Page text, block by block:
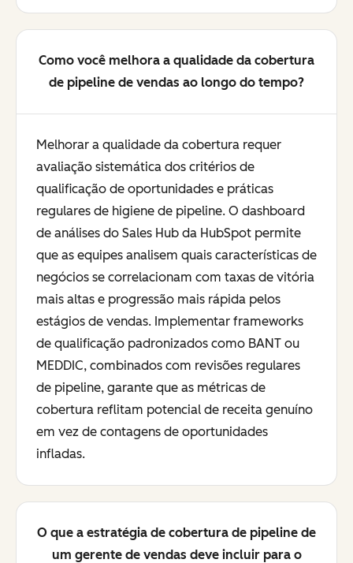
Como você melhora a qualidade da cobertura
de pipeline de vendas ao longo do tempo?
Melhorar a qualidade da cobertura requer
avaliação sistemática dos critérios de
qualificação de oportunidades e práticas
regulares de higiene de pipeline. O dashboard
de análises do Sales Hub da HubSpot permite
que as equipes analisem quais características de
negócios se correlacionam com taxas de vitória
mais altas e progressão mais rápida pelos
estágios de vendas. Implementar frameworks
de qualificação padronizados como BANT ou
MEDDIC, combinados com revisões regulares
de pipeline, garante que as métricas de
cobertura reflitam potencial de receita genuíno
em vez de contagens de oportunidades
infladas.
O que a estratégia de cobertura de pipeline de
um gerente de vendas deve incluir para o